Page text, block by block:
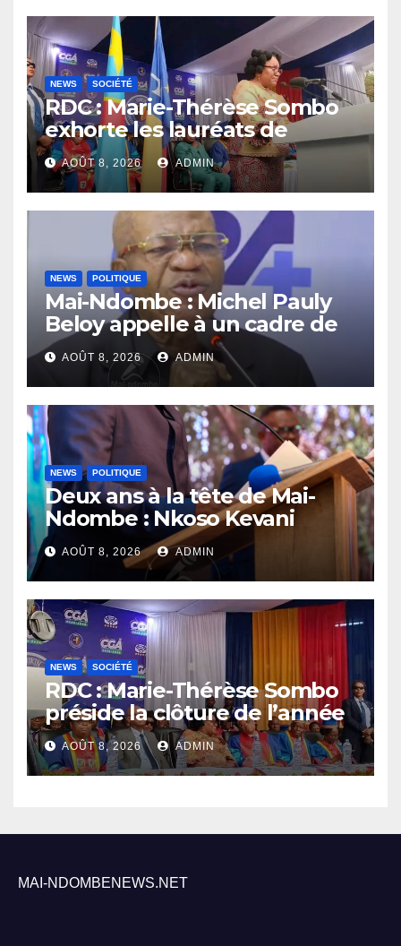
NEWS SOCIÉTÉ
RDC : Marie-Thérèse Sombo
exhorte les lauréats de
l’UNIKIN à mettre leurs
compétences au service de
la nation
AOÛT 8, 2026 ADMIN
NEWS POLITIQUE
Mai-Ndombe : Michel Pauly
Beloy appelle à un cadre de
concertation avant la tenue
du dialogue inclusif
AOÛT 8, 2026 ADMIN
NEWS POLITIQUE
Deux ans à la tête de Mai-
Ndombe : Nkoso Kevani
défend son bilan et fait de la
sécurité sa priorité
AOÛT 8, 2026 ADMIN
NEWS SOCIÉTÉ
RDC : Marie-Thérèse Sombo
préside la clôture de l’année
académique 2025-2026 à
l’UNIKIN
AOÛT 8, 2026 ADMIN
MAI-NDOMBENEWS.NET